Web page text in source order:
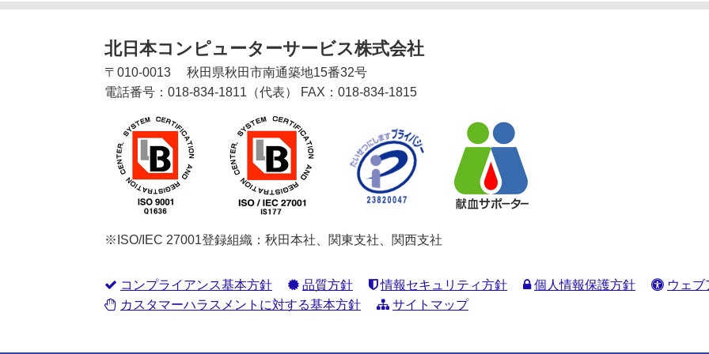
北日本コンピューターサービス株式会社
〒 010-0013 秋田県秋田市南通築地15番32号
電話番号： 018-834-1811 （代表） FAX： 018-834-1815
※ISO/IEC 27001登録組織：秋田本社、関東支社、関西支社
コンプライアンス基本方針 品質方針 情報セキュリティ方針 個人情報保護方針
ウェ
カスタマーハラスメントに対する基本方針
サイトマップ